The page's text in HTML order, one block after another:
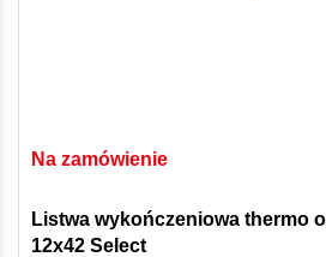
Na zamówienie
Listwa wykończeniowa thermo
12x42 Select